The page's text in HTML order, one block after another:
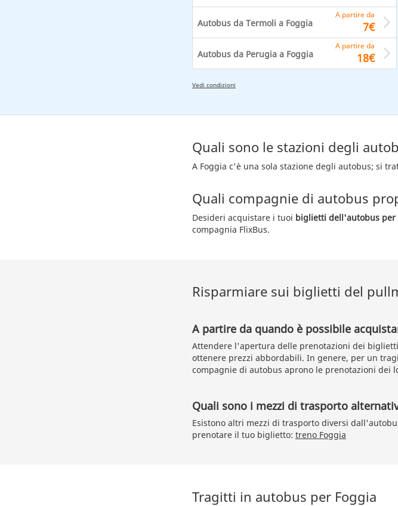
A partire da
7€
Autobus da Termoli a Foggia
A partire da
18€
Autobus da Perugia a Foggia
Vedi condizioni
Quali sono le stazioni degli
A Foggia c'è una sola stazione degli autobus; si
Quali compagnie di autobus
Desideri acquistare i tuoi biglietti dell'autobus per
compagnia FlixBus.
Risparmiare sui biglietti del
A partire da quando è possibile
Attendere l'apertura delle prenotazioni dei
ottenere prezzi abbordabili. In genere, per un
compagnie di autobus aprono le prenotazioni dei
Quali sono i mezzi di trasporto
Esistono altri mezzi di trasporto diversi
prenotare il tuo biglietto: treno Foggia
Tragitti in autobus per Foggia